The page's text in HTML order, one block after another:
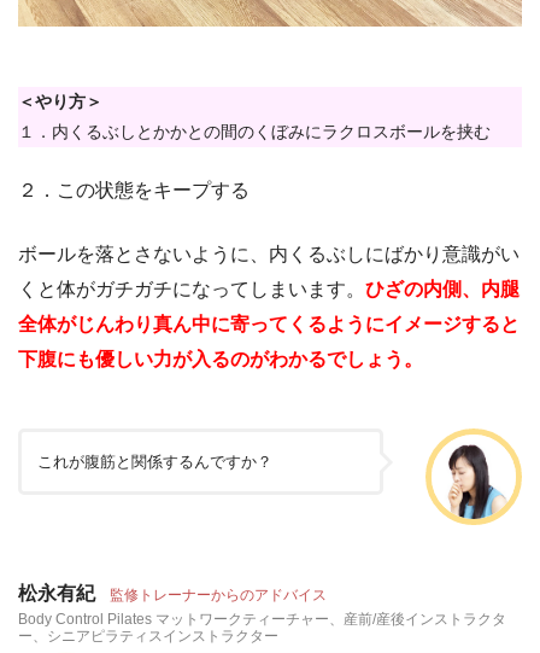
＜やり方＞
１．内くるぶしとかかとの間のくぼみにラクロスボールを挟む
２．この状態をキープする
ボールを落とさないように、内くるぶしにばかり意識がい
くと体がガチガチになってしまいます。 ひざの内側、内腿
全体がじんわり真ん中に寄ってくるようにイメージすると
下腹にも優しい力が入るのがわかるでしょう。
これが腹筋と関係するんですか？
松永有紀 監修トレーナーからのアドバイス
Body Control Pilates マットワークティーチャー、産前/産後インストラクタ
ー、シニアピラティスインストラクター